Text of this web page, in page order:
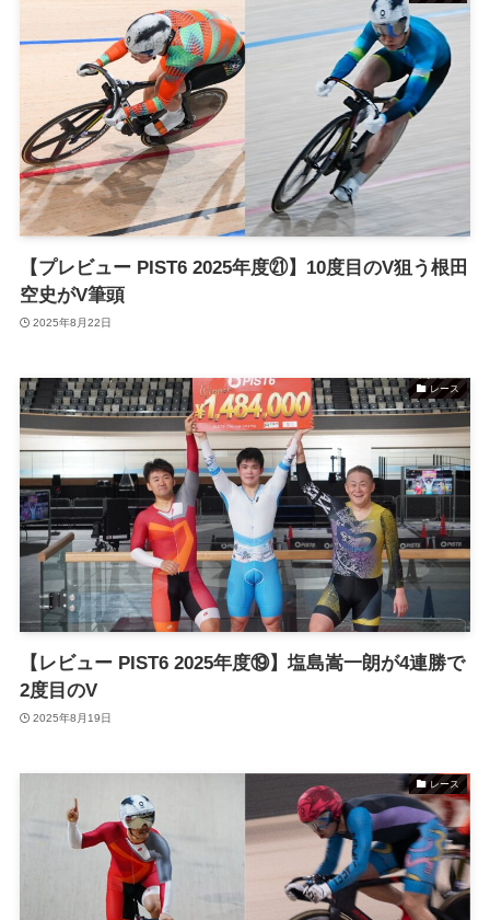
【プレビュー PIST6 2025年度㉑】10度目のV狙う根田
空史がV筆頭
2025年8月22日
レース
【レビュー PIST6 2025年度⑲】塩島嵩一朗が4連勝で
2度目のV
2025年8月19日
レース